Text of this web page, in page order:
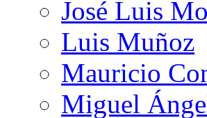
José Luis
Luis Muñoz
Mauricio
Miguel